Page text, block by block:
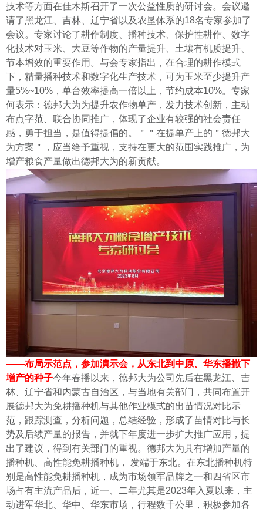
技术等方面在佳木斯召开了一次公益性质的研讨会。 会议邀
请了黑龙江、吉林、辽宁省以及农垦体系的18名专家参加了
会议。专家讨论了耕作制度、播种技术、保护性耕作、数字
化技术对玉米、大豆等作物的产量提升、土壤有机质提升、
节本增效的重要作用。 与会专家指出，在合理的耕作模式
下，精量播种技术和数字化生产技术，可为玉米至少提升产
量5%~10%，单台效率提高一倍以上，节约成本10%。 专家
何表示：德邦大为为提升农作物单产，发力技术创新，主动
布点字范、联合协同推广，体现了企业有较强的社会责任
感，勇于担当，是值得提倡的。＂＂在提单产上的＂德邦大
为方案＂，应当给予重视，支持在更大的范围实践推广，为
增产粮食产量做出德邦大为的新贡献。
——布局示范点，参加演示会，从东北到中原、华东播撒下
增产的种子今年春播以来，德邦大为公司先后在黑龙江、吉
林、辽宁省和内蒙古自治区，与当地有关部门，共同布置开
展德邦大为免耕播种机与其他作业模式的出苗情况对比示
范，跟踪测查，分析问题，总结经验，形成了苗情对比与长
势及后续产量的报告，并就下年度进一步扩大推广应用，提
出了建议，得到有关部门的重视。 德邦大为具有增加产量的
播种机、高性能免耕播种机， 发端于东北。在东北播种机特
别是高性能免耕播种机，成为市场领军品牌之一和四省区市
场占有主流产品后，近一、二年尤其是2023年入夏以来，主
动进军华北、华中、华东市场，行程数千公里，积极参加各